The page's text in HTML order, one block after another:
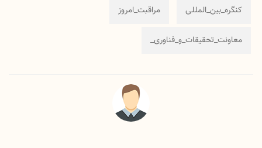
کنگره_بین_المللی مراقبت_امروز
معاونت_تحقیقات_و_فناوری_